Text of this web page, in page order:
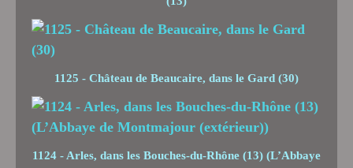
1125 - Château de Beaucaire, dans le Gard (30)
1124 - Arles, dans les Bouches-du-Rhône (13) (L’Abbaye